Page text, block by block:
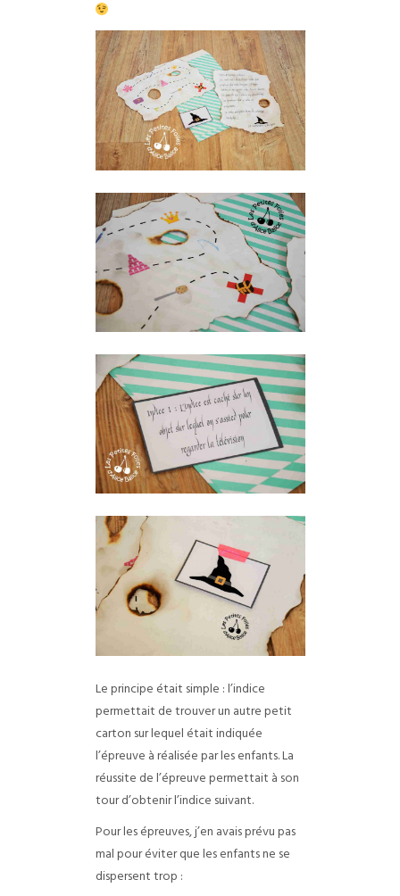
Le principe était simple : l’indice
permettait de trouver un autre petit
carton sur lequel était indiquée
l’épreuve à réalisée par les enfants. La
réussite de l’épreuve permettait à son
tour d’obtenir l’indice suivant.
Pour les épreuves, j’en avais prévu pas
mal pour éviter que les enfants ne se
dispersent trop :